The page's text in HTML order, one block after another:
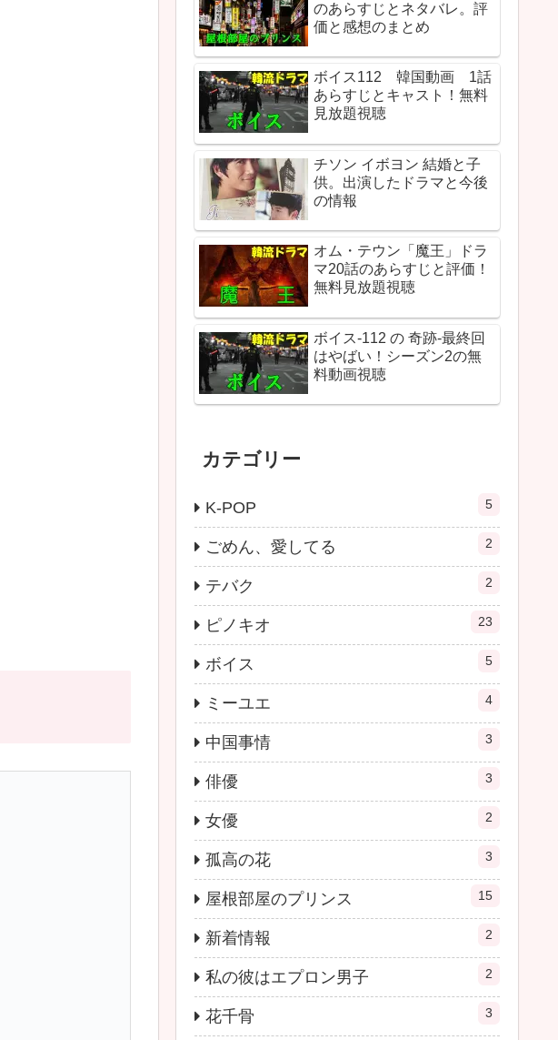
のあらすじとネタバレ。評
価と感想のまとめ
ボイス112 韓国動画 1話
あらすじとキャスト！無料
見放題視聴
チソン イボヨン 結婚と子
供。出演したドラマと今後
の情報
オム・テウン「魔王」ドラ
マ20話のあらすじと評価！
無料見放題視聴
ボイス-112 の 奇跡-最終回
はやばい！シーズン2の無
料動画視聴
カテゴリー
K-POP 5
ごめん、愛してる 2
テバク 2
ピノキオ 23
ボイス 5
ミーユエ 4
中国事情 3
俳優 3
女優 2
孤高の花 3
屋根部屋のプリンス 15
新着情報 2
私の彼はエプロン男子 2
花千骨 3